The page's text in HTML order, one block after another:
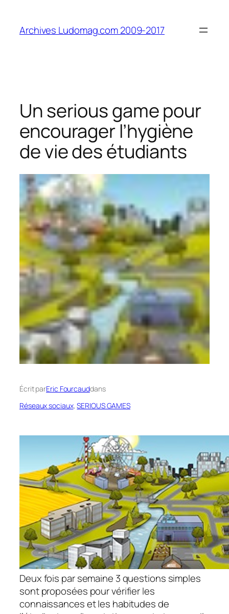
contenu
Archives Ludomag.com 2009-2017
Un serious game pour
encourager l’hygiène
de vie des étudiants
Écrit parEric Fourcauddans
Réseaux sociaux, SERIOUS GAMES
Deux fois par semaine 3 questions simples
sont proposées pour vérifier les
connaissances et les habitudes de